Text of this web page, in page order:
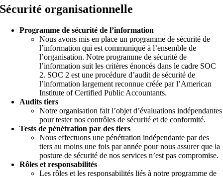
Sécurité organisationnelle
Programme de sécurité de l’information
Nous avons mis en place un programme de sécurité de
l’information qui est communiqué à l’ensemble de
l’organisation. Notre programme de sécurité de
l’information suit les critères énoncés dans le cadre SOC
2. SOC 2 est une procédure d’audit de sécurité de
l’information largement reconnue créée par l’American
Institute of Certified Public Accountants.
Audits tiers
Notre organisation fait l’objet d’évaluations indépendantes
pour tester nos contrôles de sécurité et de conformité.
Tests de pénétration par des tiers
Nous effectuons une pénétration indépendante par des
tiers au moins une fois par année pour nous assurer que la
posture de sécurité de nos services n’est pas compromise.
Rôles et responsabilités
Les rôles et les responsabilités liés à notre programme de